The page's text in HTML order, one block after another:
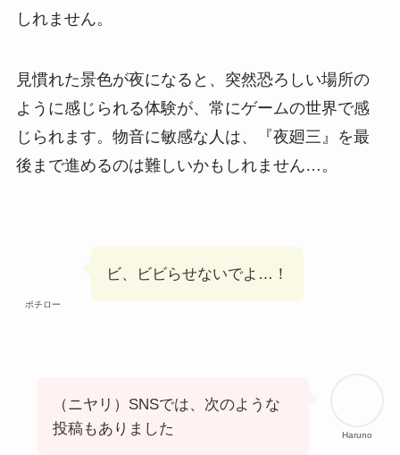
しれません。
見慣れた景色が夜になると、突然恐ろしい場所の
ように感じられる体験が、常にゲームの世界で感
じられます。物音に敏感な人は、『夜廻三』を最
後まで進めるのは難しいかもしれません…。
ポチロー
ビ、ビビらせないでよ…！
Haruno
（ニヤリ）SNSでは、次のような
投稿もありました